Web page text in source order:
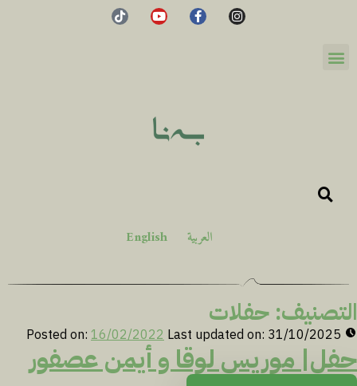
العربية English
التصنيف: حفلات
Posted on: 16/02/2022 Last updated on: 31/10/2025
حفل| موريس لوقا و أيمن عصفور